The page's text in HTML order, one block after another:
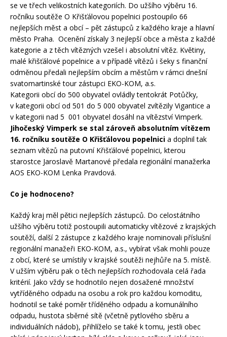
se ve třech velikostních kategoriích. Do užšího výběru 16.
ročníku soutěže O Křišťálovou popelnici postoupilo 66
nejlepších měst a obcí – pět zástupců z každého kraje a hlavní
město Praha. Ocenění získaly 3 nejlepší obce a města z každé
kategorie a z těch vítězných vzešel i absolutní vítěz. Květiny,
malé křišťálové popelnice a v případě vítězů i šeky s finanční
odměnou předali nejlepším obcím a městům v rámci dnešní
svatomartinské tour zástupci EKO-KOM, a.s.
Kategorii obcí do 500 obyvatel ovládly tentokrát Potůčky,
v kategorii obcí od 501 do 5 000 obyvatel zvítězily Vigantice a
v kategorii nad 5 001 obyvatel dosáhl na vítězství Vimperk.
Jihočeský Vimperk se stal zároveň absolutním vítězem
16. ročníku soutěže O Křišťálovou popelnici a doplnil tak
seznam vítězů na putovní Křišťálové popelnici, kterou
starostce Jaroslavě Martanové předala regionální manažerka
AOS EKO-KOM Lenka Pravdová.
Co je hodnoceno?
Každý kraj měl pětici nejlepších zástupců. Do celostátního
užšího výběru totiž postoupili automaticky vítězové z krajských
soutěží, další 2 zástupce z každého kraje nominovali příslušní
regionální manažeři EKO-KOM, a.s., vybírat však mohli pouze
z obcí, které se umístily v krajské soutěži nejhůře na 5. místě.
V užším výběru pak o těch nejlepších rozhodovala celá řada
kritérií. Jako vždy se hodnotilo nejen dosažené množství
vytříděného odpadu na osobu a rok pro každou komoditu,
hodnotil se také poměr tříděného odpadu a komunálního
odpadu, hustota sběrné sítě (včetně pytlového sběru a
individuálních nádob), přihlíželo se také k tomu, jestli obec